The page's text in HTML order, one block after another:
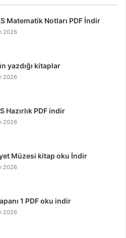
Matematik Notları PDF İndir
2026
yazdığı kitaplar
2026
Hazırlık PDF indir
2026
Müzesi kitap oku İndir
2026
1 PDF oku indir
2026